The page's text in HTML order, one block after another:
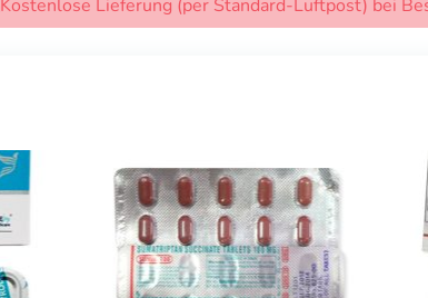
Kostenlose Lieferung (per Standard-Luftpost) bei